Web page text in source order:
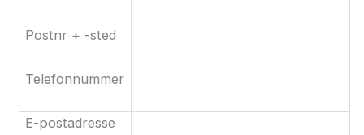
Postnr + -sted
Telefonnummer
E-postadresse